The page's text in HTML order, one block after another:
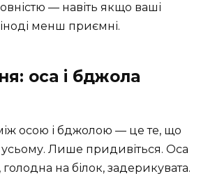
— навіть якщо ваші
іноді менш приємні.
оса і бджола
осою і бджолою — це те, що
Лише придивіться. Оса
на білок, задерикувата.